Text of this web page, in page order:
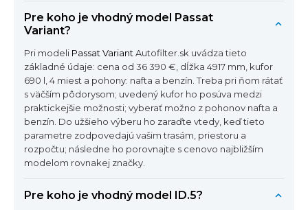
Pre koho je vhodný model Passat
Variant?
Pri modeli Passat VariantAutofilter.sk uvádza tieto
základné údaje: cena od 36 390 €, dĺžka 4917 mm, kufor
690 l, 4 miest a pohony: nafta a benzín. Treba pri ňom rátať
s väčším pôdorysom; uvedený kufor ho posúva medzi
praktickejšie možnosti; vyberať možno z pohonov nafta a
benzín. Do užšieho výberu ho zaraďte vtedy, keď tieto
parametre zodpovedajú vašim trasám, priestoru a
rozpočtu; následne ho porovnajte s cenovo najbližším
modelom rovnakej značky.
Pre koho je vhodný model ID.5?